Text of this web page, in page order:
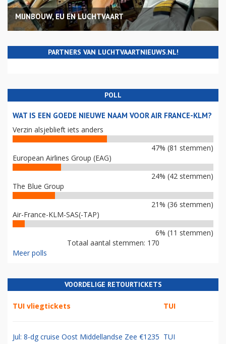
MIJNBOUW, EU EN LUCHTVAART
PARTNERS VAN LUCHTVAARTNIEUWS.NL!
POLL
WAT IS EEN GOEDE NIEUWE NAAM VOOR AIR FRANCE-KLM?
Verzin alsjeblieft iets anders
47% (81 stemmen)
European Airlines Group (EAG)
24% (42 stemmen)
The Blue Group
21% (36 stemmen)
Air-France-KLM-SAS(-TAP)
6% (11 stemmen)
Totaal aantal stemmen: 170
Meer polls
VOORDELIGE RETOURTICKETS
TUI vliegtickets TUI
Jul: 8-dg cruise Oost Middellandse Zee €1235 TUI